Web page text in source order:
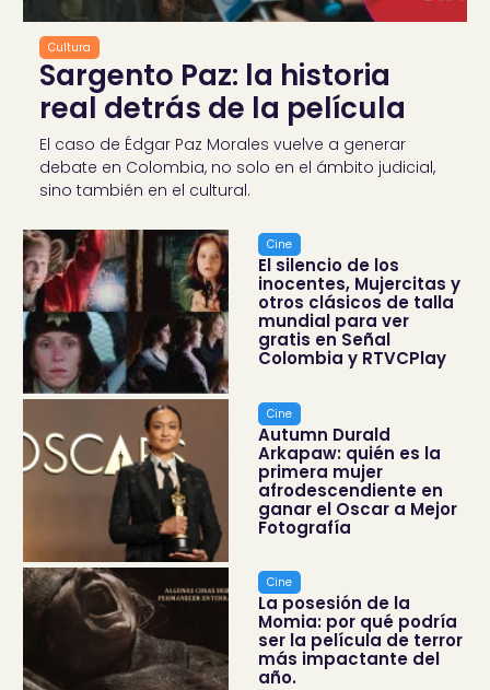
Cultura
Sargento Paz: la historia
real detrás de la película
El caso de Édgar Paz Morales vuelve a generar
debate en Colombia, no solo en el ámbito judicial,
sino también en el cultural.
Cine
El silencio de los
inocentes, Mujercitas y
otros clásicos de talla
mundial para ver
gratis en Señal
Colombia y RTVCPlay
Cine
Autumn Durald
Arkapaw: quién es la
primera mujer
afrodescendiente en
ganar el Oscar a Mejor
Fotografía
Cine
La posesión de la
Momia: por qué podría
ser la película de terror
más impactante del
año.